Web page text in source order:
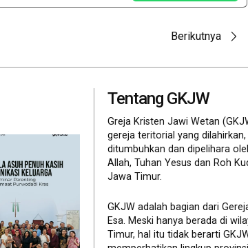
Berikutnya
Tentang GKJW
Greja Kristen Jawi Wetan
gereja teritorial yang dilahirkan,
ditumbuhkan dan dipelihara
Allah, Tuhan Yesus dan Roh
Jawa Timur.
GKJW adalah bagian dari
Esa. Meski hanya berada di
Timur, hal itu tidak berarti